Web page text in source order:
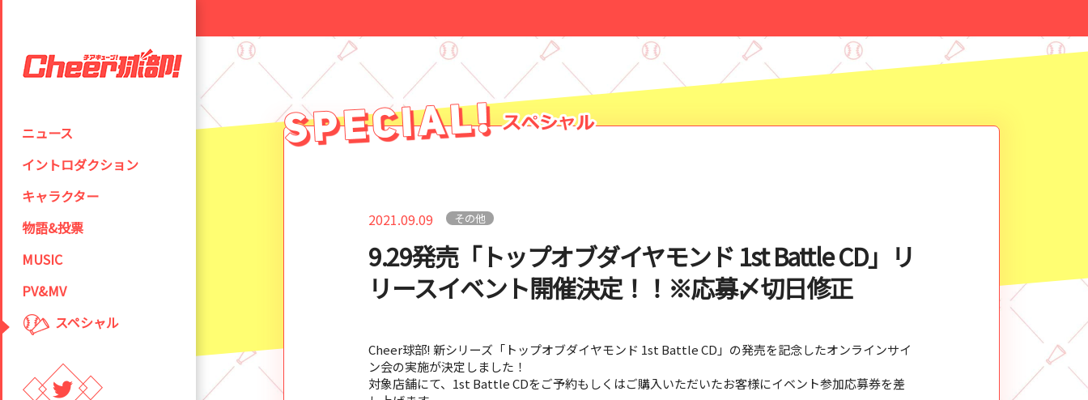
ニュース
イントロダクション
キャラクター
物語&投票
MUSIC
PV&MV
スペシャル
2021.09.09 その他
9.29発売「トップオブダイヤモンド 1st Battle CD」リ
リースイベント開催決定！！※応募〆切日修正
Cheer球部! 新シリーズ「トップオブダイヤモンド 1st Battle CD」の発売を記念したオンラインサイ
ン会の実施が決定しました！
対象店舗にて、1st Battle CDをご予約もしくはご購入いただいたお客様にイベント参加応募券を差